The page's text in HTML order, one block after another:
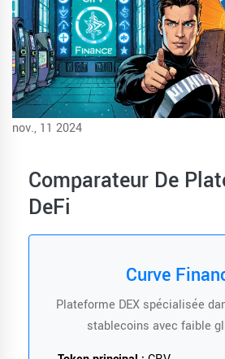
nov., 11 2024
Comparateur De
DeFi
Curve
Plateforme DEX spécialisée
stablecoins avec faible